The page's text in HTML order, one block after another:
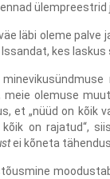
läbi oleme palve
kes
olemuse
et „nüüd on kõik
on rajatud“,
ei kõneta